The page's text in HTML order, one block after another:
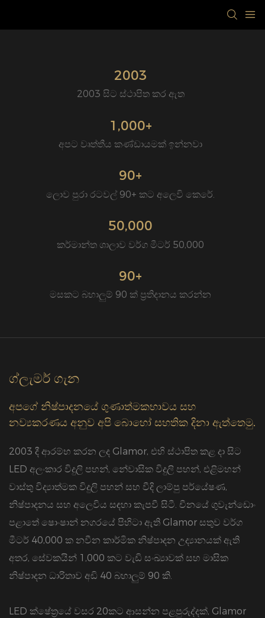
2003
2003 සිට ස්ථාපිත කර ඇත
1,000+
අපට වෘත්තීය කණ්ඩායමක් ඉන්නවා
90+
ලොව පුරා රටවල් 90+ කට අලෙවි කෙරේ.
50,000
කර්මාන්ත ශාලාව වර්ග මීටර් 50,000
90+
මසකට බහාලුම් 90 ක් ප්‍රතිදානය කරන්න
ග්ලැමර් ගැන
අපගේ නිෂ්පාදනයේ ගුණාත්මකභාවය සහ
නව්‍යකරණය අනුව අපි බොහෝ සහතික දිනා ඇත්තෙමු.
2003 දී ආරම්භ කරන ලද Glamor, එහි ස්ථාපිත කළ දා සිට
LED අලංකාර විදුලි පහන්, නේවාසික විදුලි පහන්, එළිමහන්
වාස්තු විද්‍යාත්මක විදුලි පහන් සහ වීදි ලාම්පු පර්යේෂණ,
නිෂ්පාදනය සහ අලෙවිය සඳහා කැපවී සිටී. චීනයේ ගුවැන්ඩොං
පළාතේ ෂොංෂාන් නගරයේ පිහිටා ඇති Glamor සතුව වර්ග
මීටර් 40,000 ක නවීන කාර්මික නිෂ්පාදන උද්‍යානයක් ඇති
අතර, සේවකයින් 1,000 කට වැඩි සංඛ්‍යාවක් සහ මාසික
නිෂ්පාදන ධාරිතාව අඩි 40 බහාලුම් 90 කි.​
LED ක්ෂේත්‍රයේ වසර 20කට ආසන්න පළපුරුද්දක්, Glamor